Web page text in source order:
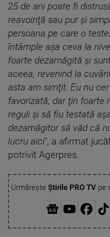
25 de ani poate fi
reavoinţă sau pur şi
persoana pe care o
întâmple aşa ceva la
foarte dezamăgită şi
aceea, revenind la
asta am simţit. Eu nu
favorizată, dar ţin foarte
reguli şi să fiu testată
dezamăgitor să văd că
lucru aici", a afirmat
potrivit Agerpres.
Urmărește Știrile PRO TVpe